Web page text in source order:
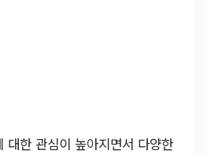
대한 관심이 높아지면서 다양한